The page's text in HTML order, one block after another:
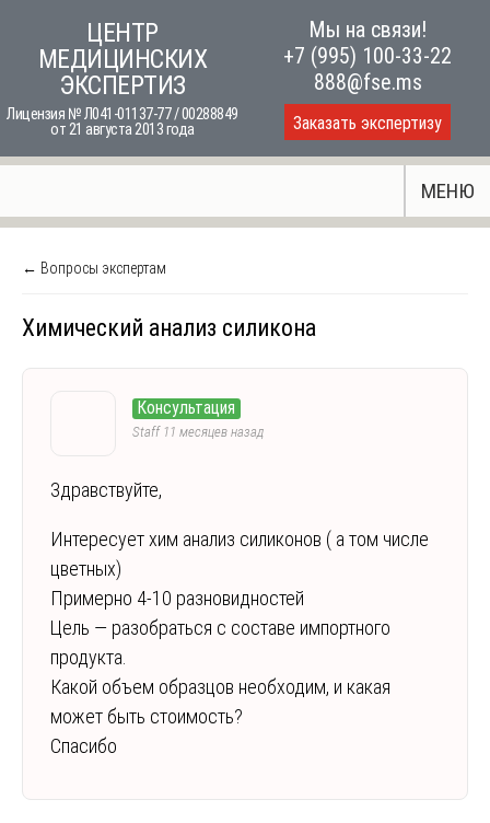
content
ЦЕНТР
МЕДИЦИНСКИХ
ЭКСПЕРТИЗ
Лицензия № Л041-01137-77 / 00288849
от 21 августа 2013 года
Мы на связи!
+7 (995) 100-33-22
888@fse.ms
Заказать экспертизу
МЕНЮ
← Вопросы экспертам
Химический анализ силикона
Консультация
Staff11 месяцев назад
Здравствуйте,
Интересует хим анализ силиконов ( а том числе
цветных)
Примерно 4-10 разновидностей
Цель — разобраться с составе импортного
продукта.
Какой объем образцов необходим, и какая
может быть стоимость?
Спасибо